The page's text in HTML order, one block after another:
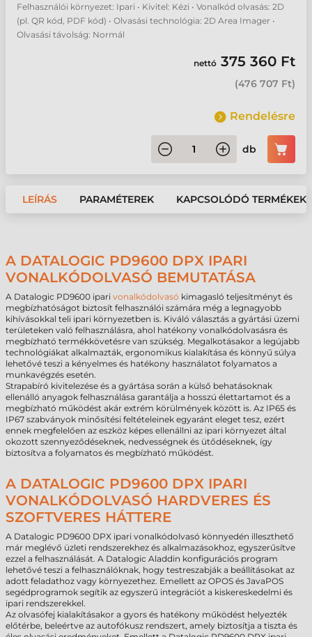
Felhasználói környezet: Ipari • Kivitel: Kézi • Vonalkód olvasás: 2D
(pl. QR kód, PDF kód) • Olvasási technológia: 2D Area Imager •
Olvasási távolság: Normál
nettó 375 360 Ft
(476 707 Ft)
Rendelésre
db
LEÍRÁS PARAMÉTEREK KAPCSOLÓDÓ TERMÉKEK
A DATALOGIC PD9600 DPX IPARI
VONALKÓDOLVASÓ BEMUTATÁSA
A Datalogic PD9600 ipari vonalkódolvasó kimagasló teljesítményt és
megbízhatóságot biztosít felhasználói számára még a legnagyobb
kihívásokkal teli ipari környezetben is. Kiváló választás a gyártási üzemi
területeken való felhasználásra, ahol hatékony vonalkódolvasásra és
megbízható termékkövetésre van szükség. Megalkotásakor a legújabb
technológiákat alkalmazták, ergonomikus kialakítása és könnyű súlya
lehetővé teszi a kényelmes és hatékony használatot folyamatos a
munkavégzés esetén.
Strapabíró kivitelezése és a gyártása során a külső behatásoknak
ellenálló anyagok felhasználása garantálja a hosszú élettartamot és a
megbízható működést akár extrém körülmények között is. Az IP65 és
IP67 szabványok minősítési feltételeinek egyaránt eleget tesz, ezért
ennek megfelelően az eszköz képes ellenállni az ipari környezet által
okozott szennyeződéseknek, nedvességnek és ütődéseknek, így
biztosítva a folyamatos és megbízható működést.
A DATALOGIC PD9600 DPX IPARI
VONALKÓDOLVASÓ HARDVERES ÉS
SZOFTVERES HÁTTERE
A Datalogic PD9600 DPX ipari vonalkódolvasó könnyedén illeszthető
már meglévő üzleti rendszerekhez és alkalmazásokhoz, egyszerűsítve
ezzel a felhasználását. A Datalogic Aladdin konfigurációs program
lehetővé teszi a felhasználóknak, hogy testreszabják a beállításokat az
adott feladathoz vagy környezethez. Emellett az OPOS és JavaPOS
segédprogramok segítik az egyszerű integrációt a kiskereskedelmi és
ipari rendszerekkel.
Az olvasófej kialakításakor a gyors és hatékony működést helyezték
előtérbe, beleértve az autofókusz rendszert, amely biztosítja a tiszta és